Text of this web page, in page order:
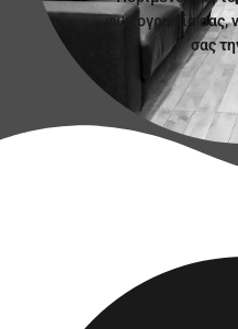
φωτογραφία σας,
σας